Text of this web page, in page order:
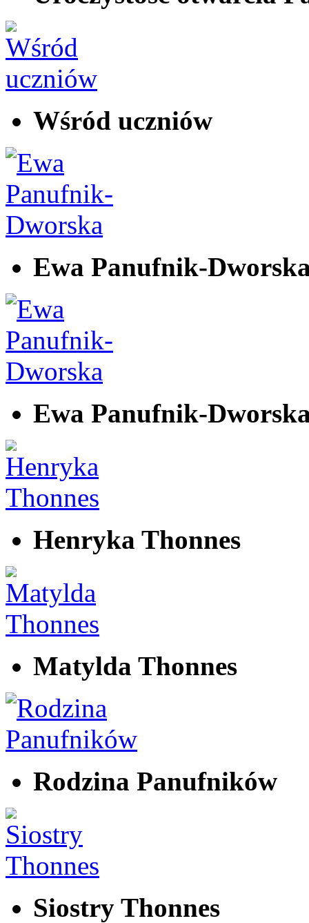
Wśród uczniów
Ewa Panufnik-
Ewa Panufnik-
Henryka Thonnes
Matylda Thonnes
Rodzina Panufników
Siostry Thonnes